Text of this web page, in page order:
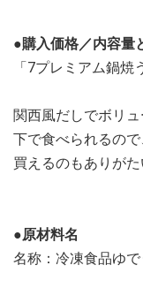
●購入価格／内容量
「7プレミアム鍋焼
関西風だしでボリ
下で食べられるの
買えるのもありがた
●原材料名
名称：冷凍食品ゆ